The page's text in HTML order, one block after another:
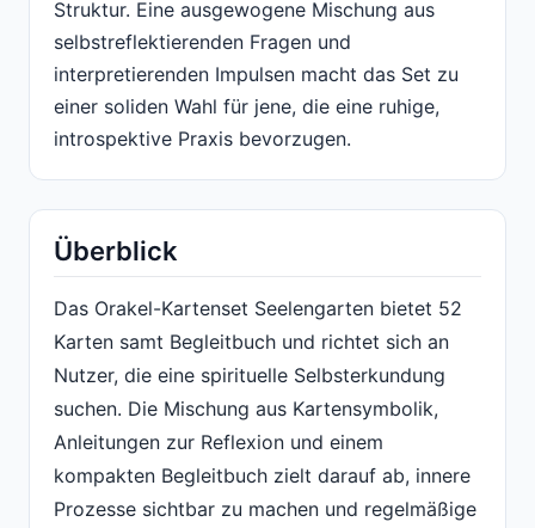
Struktur. Eine ausgewogene Mischung aus
selbstreflektierenden Fragen und
interpretierenden Impulsen macht das Set zu
einer soliden Wahl für jene, die eine ruhige,
introspektive Praxis bevorzugen.
Überblick
Das Orakel-Kartenset Seelengarten bietet 52
Karten samt Begleitbuch und richtet sich an
Nutzer, die eine spirituelle Selbsterkundung
suchen. Die Mischung aus Kartensymbolik,
Anleitungen zur Reflexion und einem
kompakten Begleitbuch zielt darauf ab, innere
Prozesse sichtbar zu machen und regelmäßige